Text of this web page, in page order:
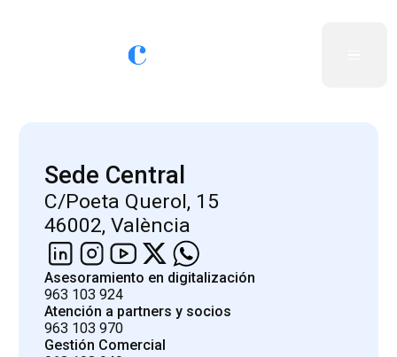
Sede Central
C/Poeta Querol, 15
46002, València
Asesoramiento en digitalización
963 103 924
Atención a partners y socios
963 103 970
Gestión Comercial